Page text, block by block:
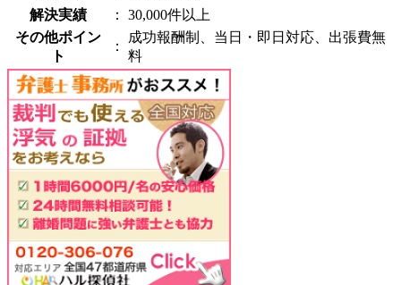
解決実績
：
30,000件以上
その他ポイン
ト
：
成功報酬制、当日・即日対応、出張費無
料